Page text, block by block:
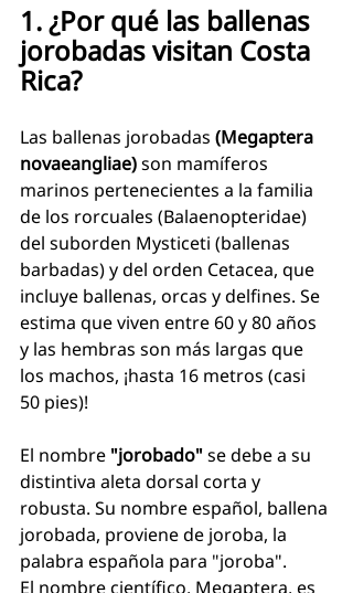
1. ¿Por qué las ballenas
jorobadas visitan Costa
Rica?
Las ballenas jorobadas (Megaptera
novaeangliae) son mamíferos
marinos pertenecientes a la familia
de los rorcuales (Balaenopteridae)
del suborden Mysticeti (ballenas
barbadas) y del orden Cetacea, que
incluye ballenas, orcas y delfines. Se
estima que viven entre 60 y 80 años
y las hembras son más largas que
los machos, ¡hasta 16 metros (casi
50 pies)!
El nombre "jorobado" se debe a su
distintiva aleta dorsal corta y
robusta. Su nombre español, ballena
jorobada, proviene de joroba, la
palabra española para "joroba".
El nombre científico, Megaptera, es